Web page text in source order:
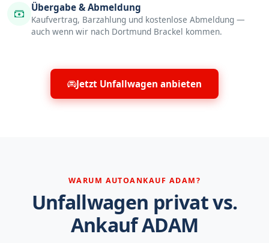
Übergabe & Abmeldung
Kaufvertrag, Barzahlung und kostenlose Abmeldung —
auch wenn wir nach Dortmund Brackel kommen.
Jetzt Unfallwagen anbieten
WARUM AUTOANKAUF ADAM?
Unfallwagen privat vs.
Ankauf ADAM